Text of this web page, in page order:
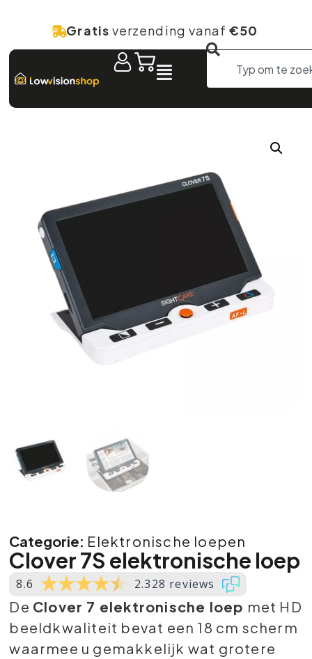
Gratis verzending vanaf €50
Categorie: Elektronische loepen
Clover 7S elektronische loep
8.6 2.328 reviews
De Clover 7 elektronische loep met HD
beeldkwaliteit bevat een 18 cm scherm
waarmee u gemakkelijk wat grotere